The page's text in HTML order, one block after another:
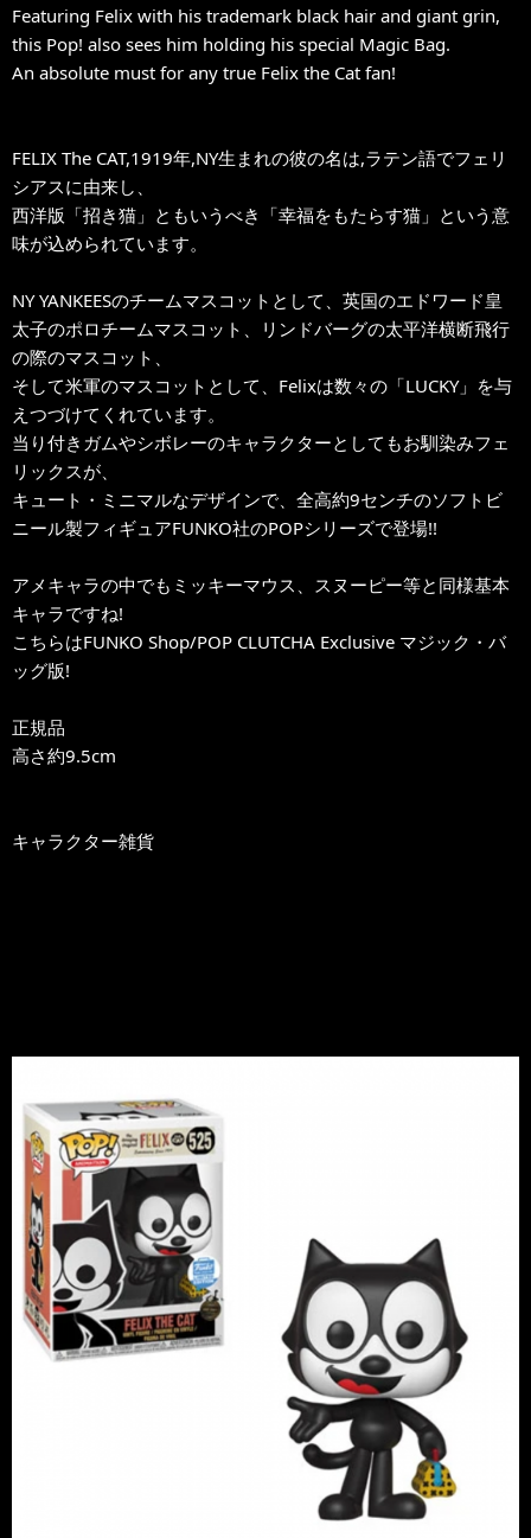
Featuring Felix with his trademark black hair and giant grin,
this Pop! also sees him holding his special Magic Bag.
An absolute must for any true Felix the Cat fan!
FELIX The CAT,1919年,NY生まれの彼の名は,ラテン語でフェリ
シアスに由来し、
西洋版「招き猫」ともいうべき「幸福をもたらす猫」という意
味が込められています。
NY YANKEESのチームマスコットとして、英国のエドワード皇
太子のポロチームマスコット、リンドバーグの太平洋横断飛行
の際のマスコット、
そして米軍のマスコットとして、Felixは数々の「LUCKY」を与
えつづけてくれています。
当り付きガムやシボレーのキャラクターとしてもお馴染みフェ
リックスが、
キュート・ミニマルなデザインで、全高約9センチのソフトビ
ニール製フィギュアFUNKO社のPOPシリーズで登場!!
アメキャラの中でもミッキーマウス、スヌーピー等と同様基本
キャラですね!
こちらはFUNKO Shop/POP CLUTCHA Exclusive マジック・バ
ッグ版!
正規品
高さ約9.5cm
キャラクター雑貨